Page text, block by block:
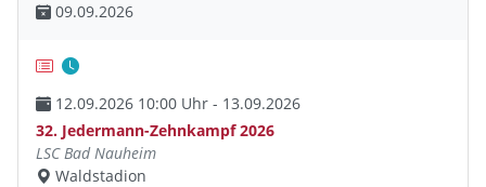
09.09.2026
12.09.2026 10:00 Uhr - 13.09.2026
32. Jedermann-Zehnkampf 2026
LSC Bad Nauheim
Waldstadion